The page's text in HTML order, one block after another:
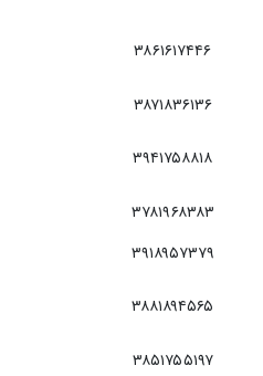
۳۸۶۱۶۱۷۴۴۶
۳۸۷۱۸۳۶۱۳۶
۳۹۴۱۷۵۸۸۱۸
۳۷۸۱۹۶۸۳۸۳
۳۹۱۸۹۵۷۳۷۹
۳۸۸۱۸۹۴۵۶۵
۳۸۵۱۷۵۵۱۹۷